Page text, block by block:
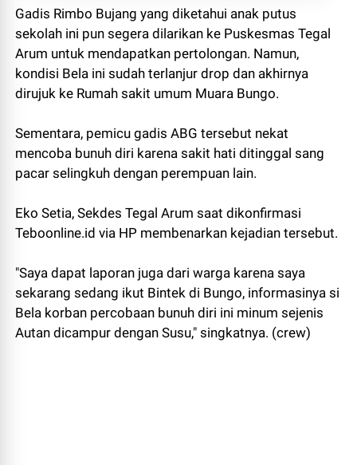
Gadis Rimbo Bujang yang diketahui anak putus
sekolah ini pun segera dilarikan ke Puskesmas Tegal
Arum untuk mendapatkan pertolongan. Namun,
kondisi Bela ini sudah terlanjur drop dan akhirnya
dirujuk ke Rumah sakit umum Muara Bungo.
Sementara, pemicu gadis ABG tersebut nekat
mencoba bunuh diri karena sakit hati ditinggal sang
pacar selingkuh dengan perempuan lain.
Eko Setia, Sekdes Tegal Arum saat dikonfirmasi
Teboonline.id via HP membenarkan kejadian tersebut.
"Saya dapat laporan juga dari warga karena saya
sekarang sedang ikut Bintek di Bungo, informasinya si
Bela korban percobaan bunuh diri ini minum sejenis
Autan dicampur dengan Susu," singkatnya. (crew)